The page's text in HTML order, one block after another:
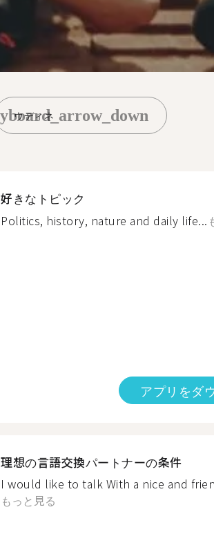
ウディネ
好きなトピック
Politics, history, nature and daily life...
アプリをダ
理想の言語交換パートナーの条件
I would like to talk With a nice and
もっと見る